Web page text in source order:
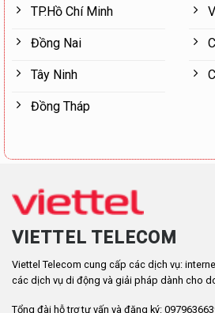
TP.Hồ Chí Minh
Đồng Nai
Tây Ninh
Đồng Tháp
VIETTEL TELECOM
Viettel Telecom cung cấp các dịch vụ:
các dịch vụ di động và giải pháp dành cho
Tổng đài hỗ trợ tư vấn và đăng ký: